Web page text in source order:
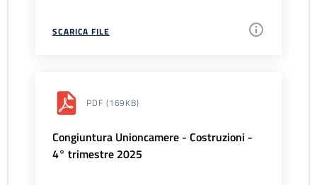
SCARICA FILE
PDF (169KB)
Congiuntura Unioncamere - Costruzioni -
4° trimestre 2025